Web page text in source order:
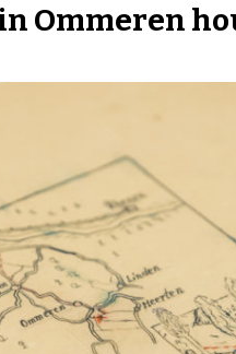
Ommeren